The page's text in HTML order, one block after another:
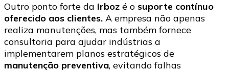
Outro ponto forte da Irboz é o suporte contínuo
oferecido aos clientes. A empresa não apenas
realiza manutenções, mas também fornece
consultoria para ajudar indústrias a
implementarem planos estratégicos de
manutenção preventiva, evitando falhas